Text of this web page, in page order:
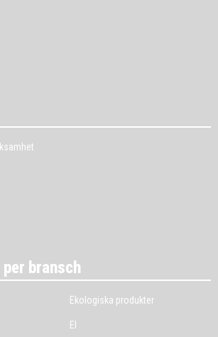
bransch
Ekologiska produkter
El